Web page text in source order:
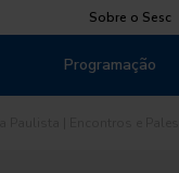
Sobre o Sesc
Programação